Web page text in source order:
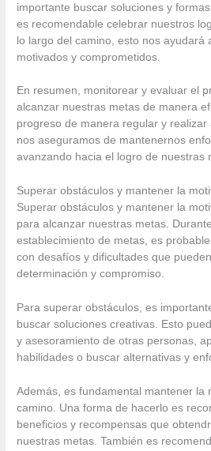
importante buscar soluciones y
es recomendable celebrar nuestros
lo largo del camino, esto nos ayudará
motivados y comprometidos.
En resumen, monitorear y evaluar el
alcanzar nuestras metas de manera
progreso de manera regular y realizar
nos aseguramos de mantenernos
avanzando hacia el logro de nuestras
Superar obstáculos y mantener la
Superar obstáculos y mantener la
para alcanzar nuestras metas.
establecimiento de metas, es
con desafíos y dificultades que
determinación y compromiso.
Para superar obstáculos, es
buscar soluciones creativas. Esto
y asesoramiento de otras personas,
habilidades o buscar alternativas y
Además, es fundamental mantener la
camino. Una forma de hacerlo es
beneficios y recompensas que
nuestras metas. También es